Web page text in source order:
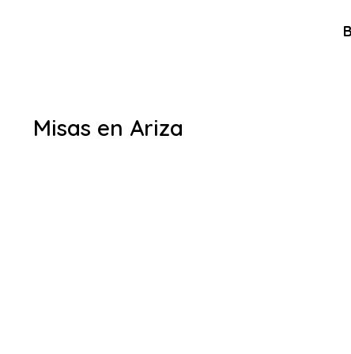
Misas en Ariza